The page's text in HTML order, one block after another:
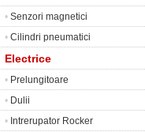
• Senzori magnetici
• Cilindri pneumatici
Electrice
• Prelungitoare
• Dulii
• Intrerupator Rocker